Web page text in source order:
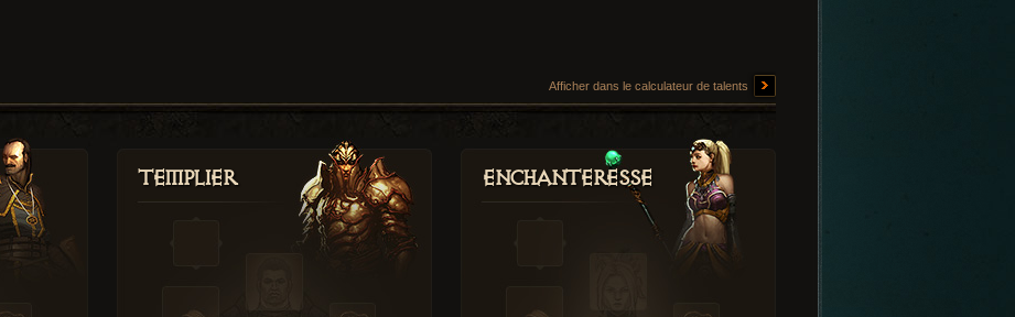
Afficher dans le calculateur de talents
Templier Enchanteresse